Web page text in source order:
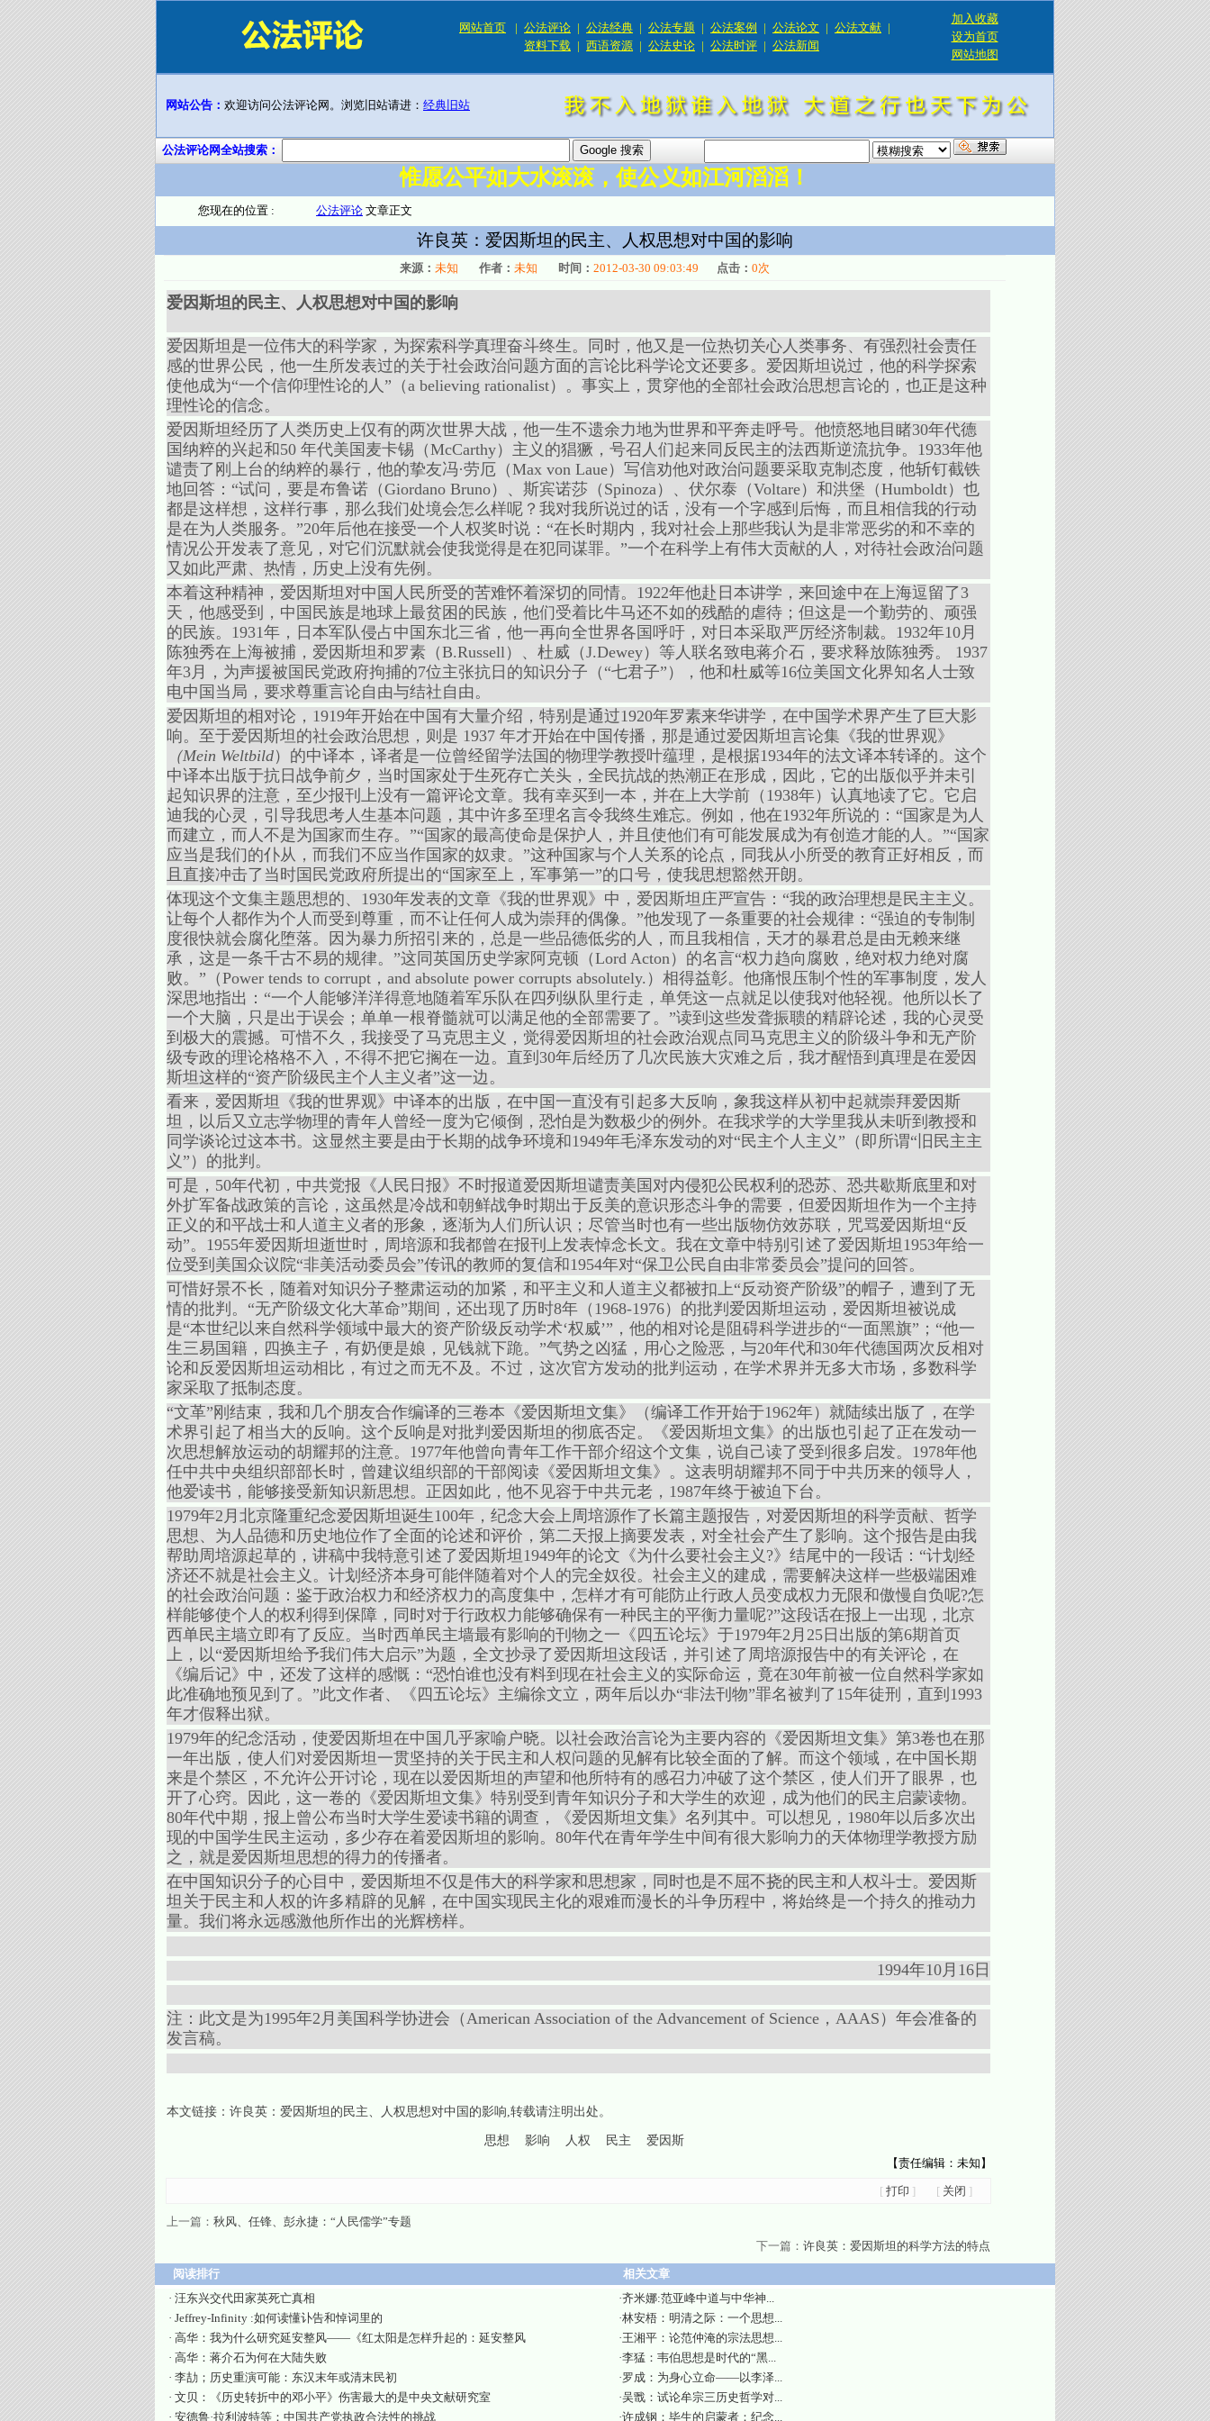
网站首页 | 公法评论 | 公法经典 | 公法专题 | 公法案例 | 公法论文 | 公法文献 |
资料下载 | 西语资源 | 公法史论 | 公法时评 | 公法新闻
加入收藏
设为首页
网站地图
网站公告： 欢迎访问公法评论网。浏览旧站请进： 经典旧站
公法评论网全站搜索：
惟愿公平如大水滚滚，使公义如江河滔滔！
您现在的位置 : 公法评论 文章正文
许良英：爱因斯坦的民主、人权思想对中国的影响
来源： 未知 作者： 未知 时间： 2012-03-30 09:03:49 点击： 0次
爱因斯坦的民主、人权思想对中国的影响
爱因斯坦是一位伟大的科学家，为探索科学真理奋斗终生。同时，他又是一位热切关心人类事务、有强烈社会责任
感的世界公民，他一生所发表过的关于社会政治问题方面的言论比科学论文还要多。爱因斯坦说过，他的科学探索
使他成为“一个信仰理性论的人”（a believing rationalist）。事实上，贯穿他的全部社会政治思想言论的，也正是这种
理性论的信念。
爱因斯坦经历了人类历史上仅有的两次世界大战，他一生不遗余力地为世界和平奔走呼号。他愤怒地目睹30年代德
国纳粹的兴起和50 年代美国麦卡锡（McCarthy）主义的猖獗，号召人们起来同反民主的法西斯逆流抗争。1933年他
谴责了刚上台的纳粹的暴行，他的挚友冯·劳厄（Max von Laue）写信劝他对政治问题要采取克制态度，他斩钉截铁
地回答：“试问，要是布鲁诺（Giordano Bruno）、斯宾诺莎（Spinoza）、伏尔泰（Voltare）和洪堡（Humboldt）也
都是这样想，这样行事，那么我们处境会怎么样呢？我对我所说过的话，没有一个字感到后悔，而且相信我的行动
是在为人类服务。”20年后他在接受一个人权奖时说：“在长时期内，我对社会上那些我认为是非常恶劣的和不幸的
情况公开发表了意见，对它们沉默就会使我觉得是在犯同谋罪。”一个在科学上有伟大贡献的人，对待社会政治问题
又如此严肃、热情，历史上没有先例。
本着这种精神，爱因斯坦对中国人民所受的苦难怀着深切的同情。1922年他赴日本讲学，来回途中在上海逗留了3
天，他感受到，中国民族是地球上最贫困的民族，他们受着比牛马还不如的残酷的虐待；但这是一个勤劳的、顽强
的民族。1931年，日本军队侵占中国东北三省，他一再向全世界各国呼吁，对日本采取严厉经济制裁。1932年10月
陈独秀在上海被捕，爱因斯坦和罗素（B.Russell）、杜威（J.Dewey）等人联名致电蒋介石，要求释放陈独秀。 1937
年3月，为声援被国民党政府拘捕的7位主张抗日的知识分子（“七君子”），他和杜威等16位美国文化界知名人士致
电中国当局，要求尊重言论自由与结社自由。
爱因斯坦的相对论，1919年开始在中国有大量介绍，特别是通过1920年罗素来华讲学，在中国学术界产生了巨大影
响。至于爱因斯坦的社会政治思想，则是 1937 年才开始在中国传播，那是通过爱因斯坦言论集《我的世界观》
（Mein Weltbild）的中译本，译者是一位曾经留学法国的物理学教授叶蕴理，是根据1934年的法文译本转译的。这个
中译本出版于抗日战争前夕，当时国家处于生死存亡关头，全民抗战的热潮正在形成，因此，它的出版似乎并未引
起知识界的注意，至少报刊上没有一篇评论文章。我有幸买到一本，并在上大学前（1938年）认真地读了它。它启
迪我的心灵，引导我思考人生基本问题，其中许多至理名言令我终生难忘。例如，他在1932年所说的：“国家是为人
而建立，而人不是为国家而生存。”“国家的最高使命是保护人，并且使他们有可能发展成为有创造才能的人。”“国家
应当是我们的仆从，而我们不应当作国家的奴隶。”这种国家与个人关系的论点，同我从小所受的教育正好相反，而
且直接冲击了当时国民党政府所提出的“国家至上，军事第一”的口号，使我思想豁然开朗。
体现这个文集主题思想的、1930年发表的文章《我的世界观》中，爱因斯坦庄严宣告：“我的政治理想是民主主义。
让每个人都作为个人而受到尊重，而不让任何人成为崇拜的偶像。”他发现了一条重要的社会规律：“强迫的专制制
度很快就会腐化堕落。因为暴力所招引来的，总是一些品德低劣的人，而且我相信，天才的暴君总是由无赖来继
承，这是一条千古不易的规律。”这同英国历史学家阿克顿（Lord Acton）的名言“权力趋向腐败，绝对权力绝对腐
败。”（Power tends to corrupt，and absolute power corrupts absolutely.）相得益彰。他痛恨压制个性的军事制度，发人
深思地指出：“一个人能够洋洋得意地随着军乐队在四列纵队里行走，单凭这一点就足以使我对他轻视。他所以长了
一个大脑，只是出于误会；单单一根脊髓就可以满足他的全部需要了。”读到这些发聋振聩的精辟论述，我的心灵受
到极大的震撼。可惜不久，我接受了马克思主义，觉得爱因斯坦的社会政治观点同马克思主义的阶级斗争和无产阶
级专政的理论格格不入，不得不把它搁在一边。直到30年后经历了几次民族大灾难之后，我才醒悟到真理是在爱因
斯坦这样的“资产阶级民主个人主义者”这一边。
看来，爱因斯坦《我的世界观》中译本的出版，在中国一直没有引起多大反响，象我这样从初中起就崇拜爱因斯
坦，以后又立志学物理的青年人曾经一度为它倾倒，恐怕是为数极少的例外。在我求学的大学里我从未听到教授和
同学谈论过这本书。这显然主要是由于长期的战争环境和1949年毛泽东发动的对“民主个人主义”（即所谓“旧民主主
义”）的批判。
可是，50年代初，中共党报《人民日报》不时报道爱因斯坦谴责美国对内侵犯公民权利的恐苏、恐共歇斯底里和对
外扩军备战政策的言论，这虽然是冷战和朝鲜战争时期出于反美的意识形态斗争的需要，但爱因斯坦作为一个主持
正义的和平战士和人道主义者的形象，逐渐为人们所认识；尽管当时也有一些出版物仿效苏联，咒骂爱因斯坦“反
动”。1955年爱因斯坦逝世时，周培源和我都曾在报刊上发表悼念长文。我在文章中特别引述了爱因斯坦1953年给一
位受到美国众议院“非美活动委员会”传讯的教师的复信和1954年对“保卫公民自由非常委员会”提问的回答。
可惜好景不长，随着对知识分子整肃运动的加紧，和平主义和人道主义都被扣上“反动资产阶级”的帽子，遭到了无
情的批判。“无产阶级文化大革命”期间，还出现了历时8年（1968-1976）的批判爱因斯坦运动，爱因斯坦被说成
是“本世纪以来自然科学领域中最大的资产阶级反动学术‘权威’”，他的相对论是阻碍科学进步的“一面黑旗”；“他一
生三易国籍，四换主子，有奶便是娘，见钱就下跪。”气势之凶猛，用心之险恶，与20年代和30年代德国两次反相对
论和反爱因斯坦运动相比，有过之而无不及。不过，这次官方发动的批判运动，在学术界并无多大市场，多数科学
家采取了抵制态度。
“文革”刚结束，我和几个朋友合作编译的三卷本《爱因斯坦文集》（编译工作开始于1962年）就陆续出版了，在学
术界引起了相当大的反响。这个反响是对批判爱因斯坦的彻底否定。《爱因斯坦文集》的出版也引起了正在发动一
次思想解放运动的胡耀邦的注意。1977年他曾向青年工作干部介绍这个文集，说自己读了受到很多启发。1978年他
任中共中央组织部部长时，曾建议组织部的干部阅读《爱因斯坦文集》。这表明胡耀邦不同于中共历来的领导人，
他爱读书，能够接受新知识新思想。正因如此，他不见容于中共元老，1987年终于被迫下台。
1979年2月北京隆重纪念爱因斯坦诞生100年，纪念大会上周培源作了长篇主题报告，对爱因斯坦的科学贡献、哲学
思想、为人品德和历史地位作了全面的论述和评价，第二天报上摘要发表，对全社会产生了影响。这个报告是由我
帮助周培源起草的，讲稿中我特意引述了爱因斯坦1949年的论文《为什么要社会主义?》结尾中的一段话：“计划经
济还不就是社会主义。计划经济本身可能伴随着对个人的完全奴役。社会主义的建成，需要解决这样一些极端困难
的社会政治问题：鉴于政治权力和经济权力的高度集中，怎样才有可能防止行政人员变成权力无限和傲慢自负呢?怎
样能够使个人的权利得到保障，同时对于行政权力能够确保有一种民主的平衡力量呢?”这段话在报上一出现，北京
西单民主墙立即有了反应。当时西单民主墙最有影响的刊物之一《四五论坛》于1979年2月25日出版的第6期首页
上，以“爱因斯坦给予我们伟大启示”为题，全文抄录了爱因斯坦这段话，并引述了周培源报告中的有关评论，在
《编后记》中，还发了这样的感慨：“恐怕谁也没有料到现在社会主义的实际命运，竟在30年前被一位自然科学家如
此准确地预见到了。”此文作者、《四五论坛》主编徐文立，两年后以办“非法刊物”罪名被判了15年徒刑，直到1993
年才假释出狱。
1979年的纪念活动，使爱因斯坦在中国几乎家喻户晓。以社会政治言论为主要内容的《爱因斯坦文集》第3卷也在那
一年出版，使人们对爱因斯坦一贯坚持的关于民主和人权问题的见解有比较全面的了解。而这个领域，在中国长期
来是个禁区，不允许公开讨论，现在以爱因斯坦的声望和他所特有的感召力冲破了这个禁区，使人们开了眼界，也
开了心窍。因此，这一卷的《爱因斯坦文集》特别受到青年知识分子和大学生的欢迎，成为他们的民主启蒙读物。
80年代中期，报上曾公布当时大学生爱读书籍的调查，《爱因斯坦文集》名列其中。可以想见，1980年以后多次出
现的中国学生民主运动，多少存在着爱因斯坦的影响。80年代在青年学生中间有很大影响力的天体物理学教授方励
之，就是爱因斯坦思想的得力的传播者。
在中国知识分子的心目中，爱因斯坦不仅是伟大的科学家和思想家，同时也是不屈不挠的民主和人权斗士。爱因斯
坦关于民主和人权的许多精辟的见解，在中国实现民主化的艰难而漫长的斗争历程中，将始终是一个持久的推动力
量。我们将永远感激他所作出的光辉榜样。
1994年10月16日
注：此文是为1995年2月美国科学协进会（American Association of the Advancement of Science，AAAS）年会准备的
发言稿。
本文链接： 许良英：爱因斯坦的民主、人权思想对中国的影响,转载请注明出处。
思想 影响 人权 民主
爱因斯
【责任编辑：未知】
[ 打印 ] [ 关闭 ]
上一篇： 秋风、任锋、彭永捷：“人民儒学”专题
下一篇： 许良英：爱因斯坦的科学方法的特点
阅读排行
· 汪东兴交代田家英死亡真相
· Jeffrey-Infinity :如何读懂讣告和悼词里的
· 高华：我为什么研究延安整风——《红太阳是怎样升起的：延安整风
· 高华：蒋介石为何在大陆失败
· 李劼；历史重演可能：东汉末年或清末民初
· 文贝：《历史转折中的邓小平》伤害最大的是中央文献研究室
· 安德鲁·拉利波特等：中国共产党执政合法性的挑战
相关文章
·齐米娜:范亚峰中道与中华神...
·林安梧：明清之际：一个思想...
·王湘平：论范仲淹的宗法思想...
·李猛：韦伯思想是时代的“黑...
·罗成：为身心立命——以李泽...
·吴戬：试论牟宗三历史哲学对...
·许成钢：毕生的启蒙者：纪念...